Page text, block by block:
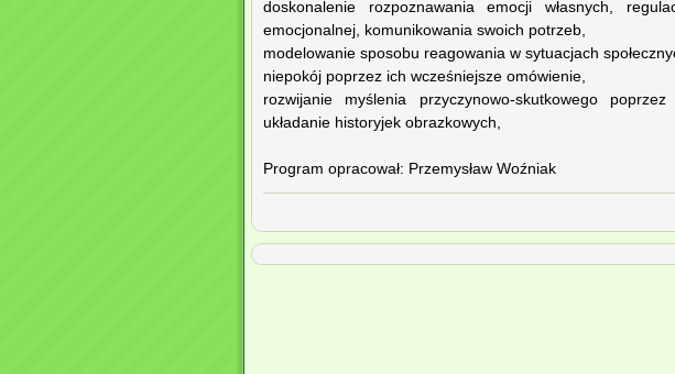
doskonalenie rozpoznawania emocji własnych,
emocjonalnej, komunikowania swoich potrzeb,
modelowanie sposobu reagowania w sytuacjach
niepokój poprzez ich wcześniejsze omówienie,
rozwijanie myślenia przyczynowo-skutkowego
układanie historyjek obrazkowych,
Program opracował: Przemysław Woźniak